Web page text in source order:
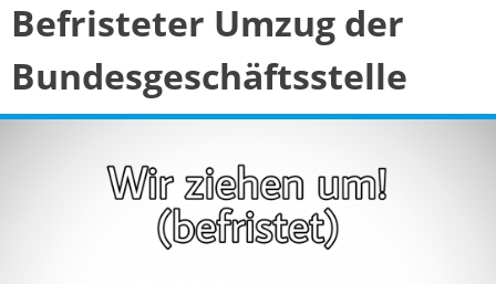
Befristeter Umzug der
Bundesgeschäftsstelle